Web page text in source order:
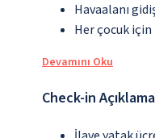
Havaalanı
Her çocuk için
Devamını Oku
Check-in